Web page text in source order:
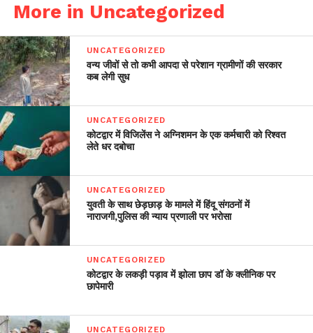
More in Uncategorized
UNCATEGORIZED
वन्य जीवों से तो कभी आपदा से परेशान ग्रामीणों की सरकार
कब लेगी सुध
UNCATEGORIZED
कोटद्वार में विजिलेंस ने अग्निशमन के एक कर्मचारी को रिश्वत
लेते धर दबोचा
UNCATEGORIZED
युवती के साथ छेड़छाड़ के मामले में हिंदू संगठनों में
नाराजगी,पुलिस की न्याय प्रणाली पर भरोसा
UNCATEGORIZED
कोटद्वार के लकड़ी पड़ाव में झोला छाप डॉ के क्लीनिक पर
छापेमारी
UNCATEGORIZED